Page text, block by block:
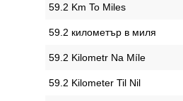
‎59.2 Km To Miles
‎59.2 километър в миля
‎59.2 Kilometr Na Míle
‎59.2 Kilometer Til Nil